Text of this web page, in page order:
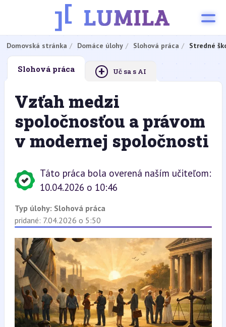
Domovská stránka Domáce úlohy Slohová práca Stredné
Slohová práca + Uč sa s AI
Vzťah medzi
spoločnosťou a právom
v modernej spoločnosti
Táto práca bola overená naším učiteľom:
10.04.2026 o 10:46
Typ úlohy: Slohová práca
pridané: 7.04.2026 o 5:50